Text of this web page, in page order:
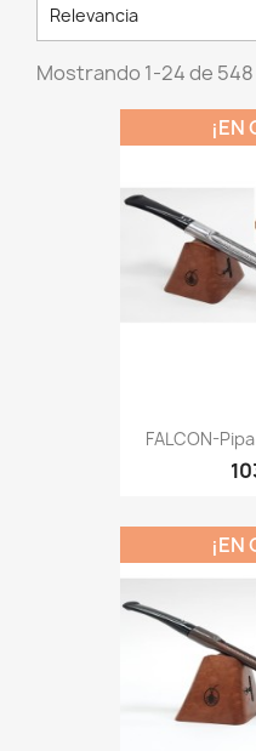
Relevancia
Mostrando 1-24 de
FALCON-
¡EN
¡EN